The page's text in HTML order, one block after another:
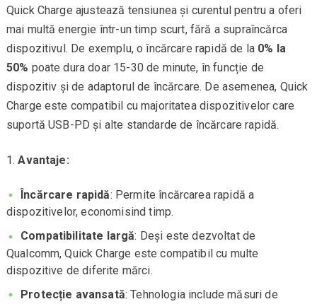
Quick Charge ajustează tensiunea și curentul pentru a oferi
mai multă energie într-un timp scurt, fără a supraîncărca
dispozitivul. De exemplu, o încărcare rapidă de la 0% la
50% poate dura doar 15-30 de minute, în funcție de
dispozitiv și de adaptorul de încărcare. De asemenea, Quick
Charge este compatibil cu majoritatea dispozitivelor care
suportă USB-PD și alte standarde de încărcare rapidă.
Avantaje:
Încărcare rapidă: Permite încărcarea rapidă a
dispozitivelor, economisind timp.
Compatibilitate largă: Deși este dezvoltat de
Qualcomm, Quick Charge este compatibil cu multe
dispozitive de diferite mărci.
Protecție avansată: Tehnologia include măsuri de